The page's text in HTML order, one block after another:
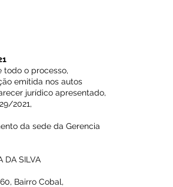
todo o processo,
emitida nos autos
jurídico apresentado,
2021,
da sede da Gerencia
DA SILVA
Bairro Cobal,